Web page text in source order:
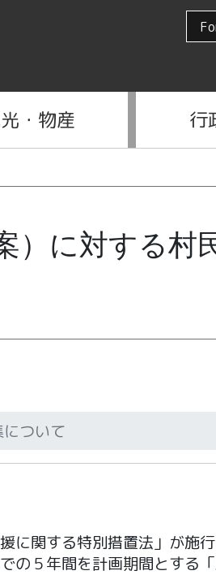
・物産 行
）に対する村
ついて
に関する特別措置法」が施
の５年間を計画期間とする